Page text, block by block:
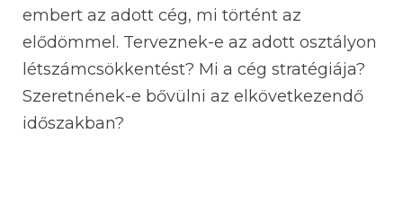
embert az adott cég, mi történt az
elődömmel. Terveznek-e az adott osztályon
létszámcsökkentést? Mi a cég stratégiája?
Szeretnének-e bővülni az elkövetkezendő
időszakban?